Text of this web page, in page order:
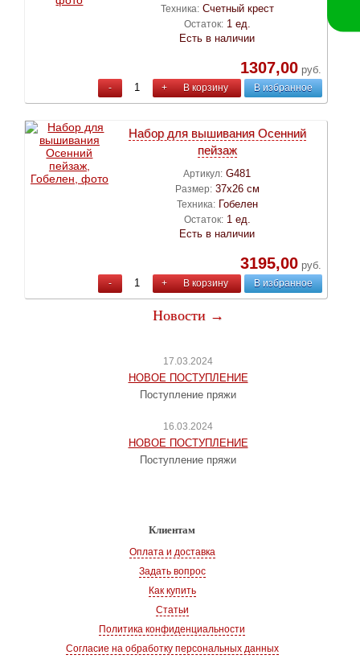
Техника: Счетный крест
Остаток: 1 ед.
Есть в наличии
1307,00руб.
- + В корзину В избранное
Набор для вышивания Осенний
пейзаж
Артикул: G481
Размер: 37х26 см
Техника: Гобелен
Остаток: 1 ед.
Есть в наличии
3195,00руб.
- + В корзину В избранное
Новости →
17.03.2024
НОВОЕ ПОСТУПЛЕНИЕ
Поступление пряжи
16.03.2024
НОВОЕ ПОСТУПЛЕНИЕ
Поступление пряжи
Клиентам
Оплата и доставка
Задать вопрос
Как купить
Статьи
Политика конфиденциальности
Согласие на обработку персональных данных